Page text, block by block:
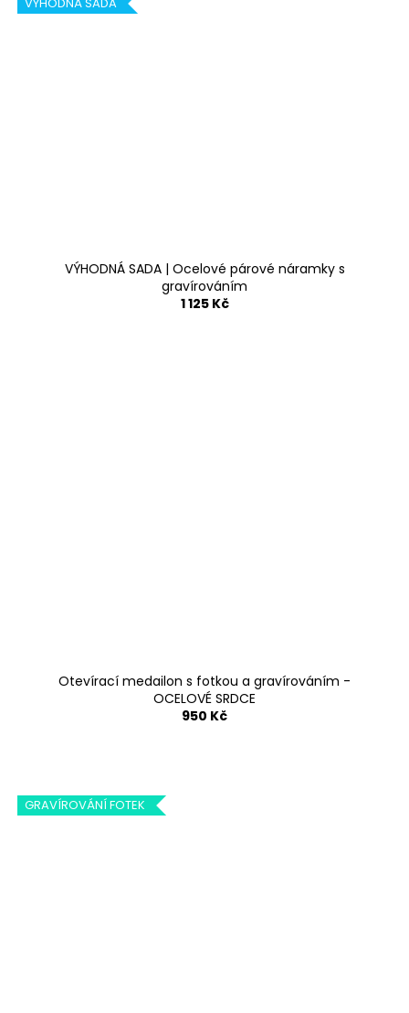
VÝHODNÁ SADA | Ocelové párové náramky s
gravírováním
1 125 Kč
Otevírací medailon s fotkou a gravírováním -
OCELOVÉ SRDCE
950 Kč
GRAVÍROVÁNÍ FOTEK